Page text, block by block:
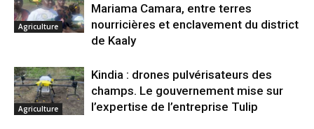
Agriculture
Mariama Camara, entre terres
nourricières et enclavement du district
de Kaaly
Agriculture
Kindia : drones pulvérisateurs des
champs. Le gouvernement mise sur
l’expertise de l’entreprise Tulip